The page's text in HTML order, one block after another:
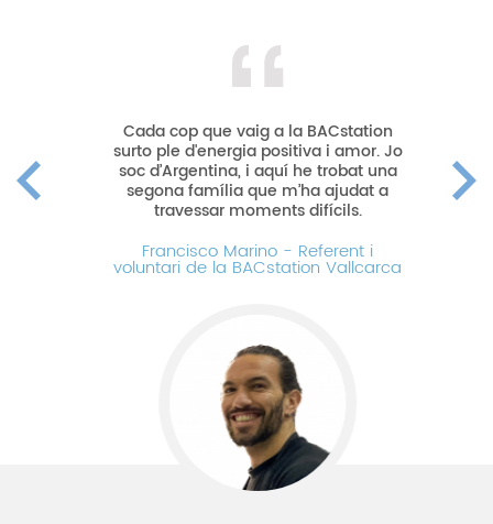
Cada cop que vaig a la BACstation
surto ple d'energia positiva i amor. Jo
soc d’Argentina, i aquí he trobat una
segona família que m’ha ajudat a
travessar moments difícils.
Francisco Marino - Referent i
voluntari de la BACstation Vallcarca